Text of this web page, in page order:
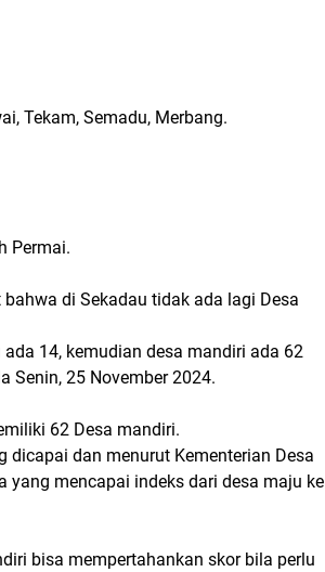
Tekam, Semadu, Merbang.
Permai.
di Sekadau tidak ada lagi Desa
14, kemudian desa mandiri ada 62
Senin, 25 November 2024.
62 Desa mandiri.
dan menurut Kementerian Desa
yang mencapai indeks dari desa maju ke
bisa mempertahankan skor bila perlu